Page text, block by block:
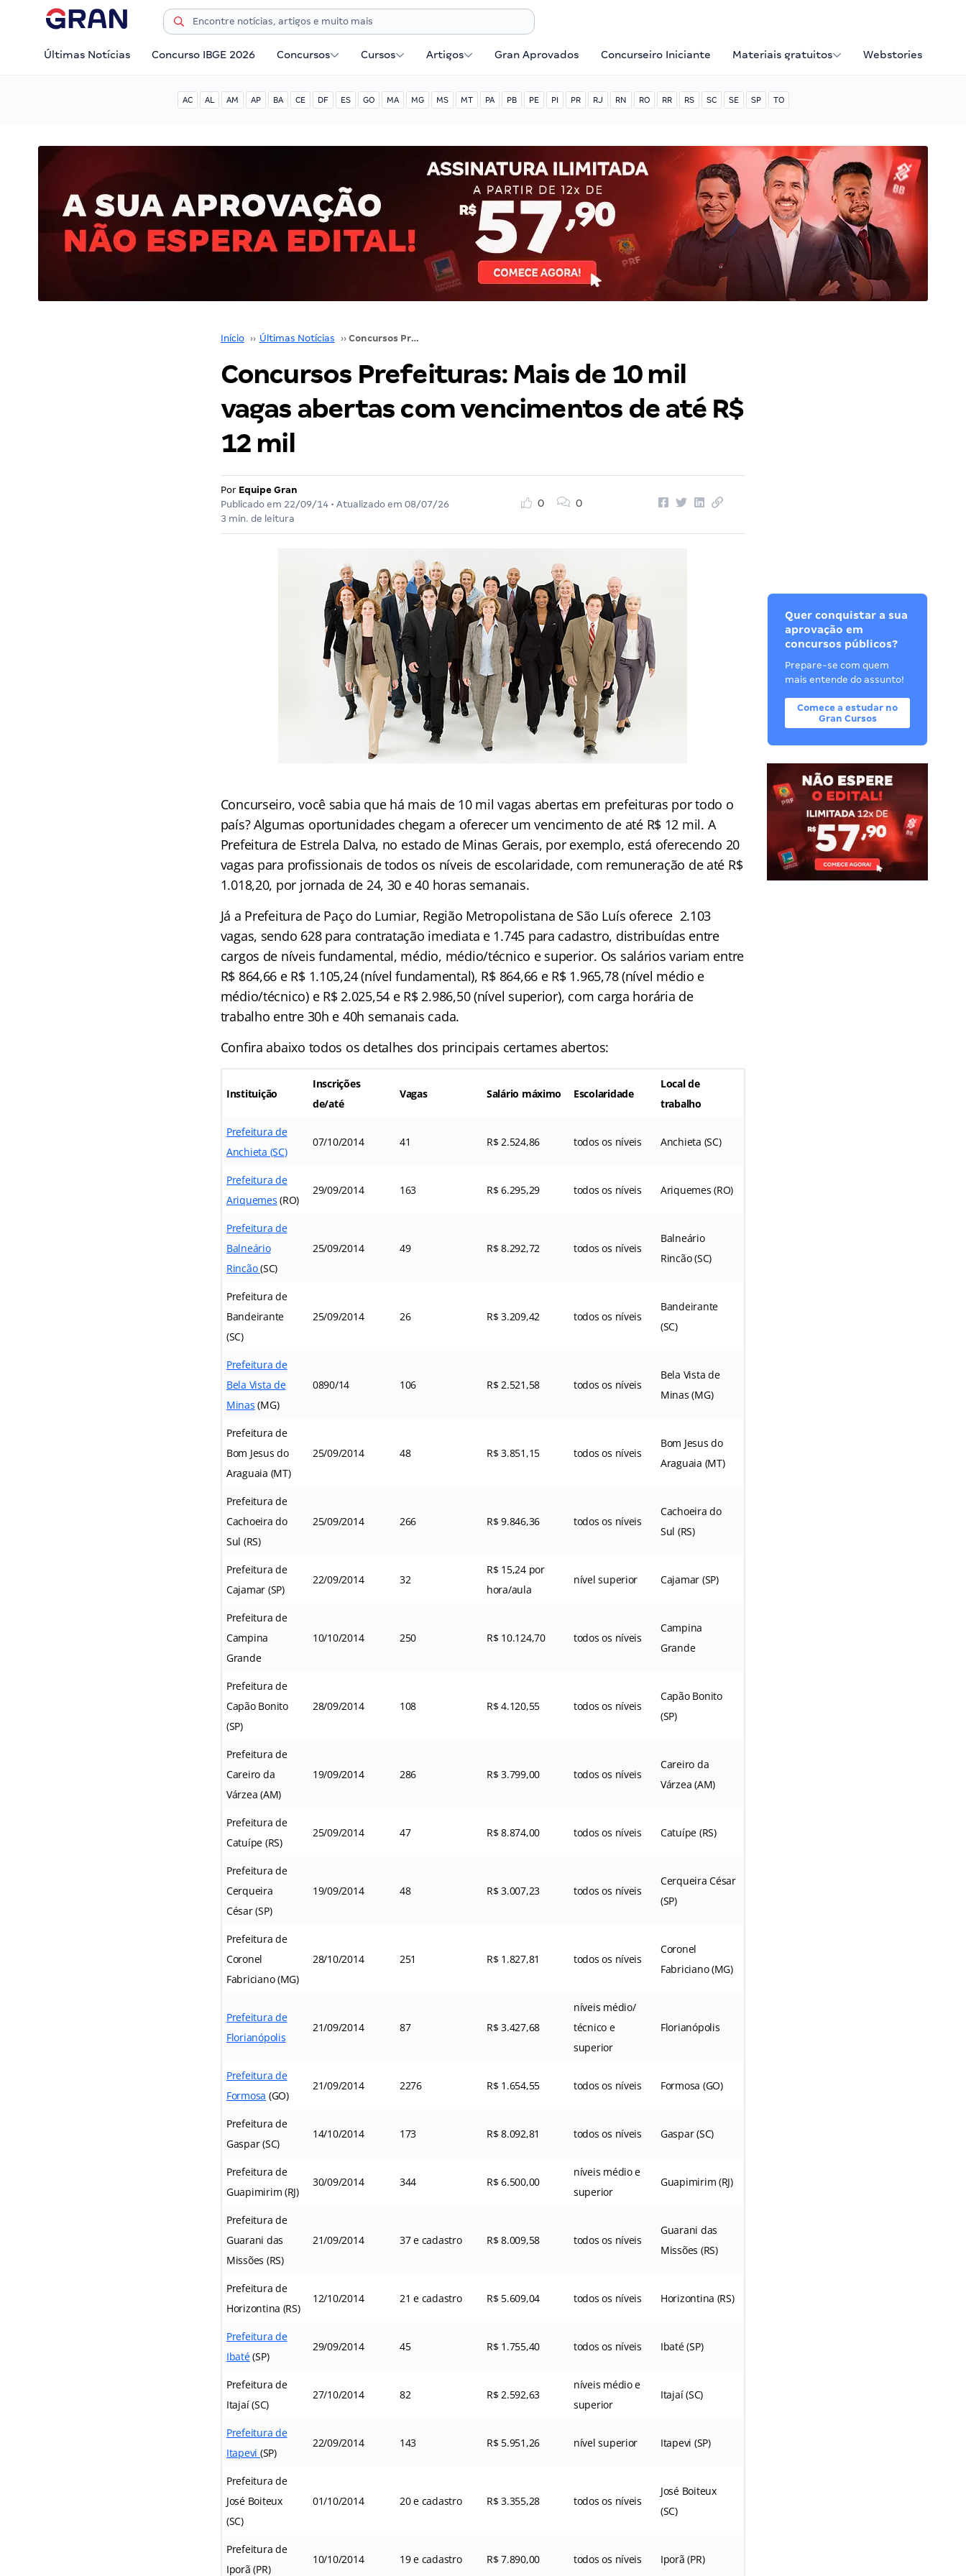
Últimas Notícias Concurso IBGE 2026 Concursos Cursos Artigos Gran Aprovados Concurseiro Iniciante Materiais gratuitos Webstories
AC AL AM AP BA CE DF ES GO MA MG MS MT PA PB PE PI PR RJ RN RO RR RS SC SE SP TO
Início ›› Últimas Notícias ›› Concursos Prefeituras: Mais de 10 mil vagas abertas com vencimentos de até R$ 12 mil
Concursos Prefeituras: Mais de 10 mil
vagas abertas com vencimentos de até R$
12 mil
Por Equipe Gran
Publicado em 22/09/14• Atualizado em 08/07/26
3 min. de leitura
0 0
Concurseiro, você sabia que há mais de 10 mil vagas abertas em prefeituras por todo o
país? Algumas oportunidades chegam a oferecer um vencimento de até R$ 12 mil. A
Prefeitura de Estrela Dalva, no estado de Minas Gerais, por exemplo, está oferecendo 20
vagas para profissionais de todos os níveis de escolaridade, com remuneração de até R$
1.018,20, por jornada de 24, 30 e 40 horas semanais.
Já a Prefeitura de Paço do Lumiar, Região Metropolistana de São Luís oferece 2.103
vagas, sendo 628 para contratação imediata e 1.745 para cadastro, distribuídas entre
cargos de níveis fundamental, médio, médio/técnico e superior. Os salários variam entre
R$ 864,66 e R$ 1.105,24 (nível fundamental), R$ 864,66 e R$ 1.965,78 (nível médio e
médio/técnico) e R$ 2.025,54 e R$ 2.986,50 (nível superior), com carga horária de
trabalho entre 30h e 40h semanais cada.
Confira abaixo todos os detalhes dos principais certames abertos:
Instituição
Inscrições
de/até
Vagas Salário máximo Escolaridade
Local de
trabalho
Prefeitura de
Anchieta (SC)
07/10/2014 41 R$ 2.524,86 todos os níveis Anchieta (SC)
Prefeitura de
Ariquemes (RO)
29/09/2014 163 R$ 6.295,29 todos os níveis Ariquemes (RO)
Prefeitura de
Balneário
Rincão(SC)
25/09/2014 49 R$ 8.292,72 todos os níveis
Balneário
Rincão (SC)
Prefeitura de
Bandeirante
(SC)
25/09/2014 26 R$ 3.209,42 todos os níveis
Bandeirante
(SC)
Prefeitura de
Bela Vista de
Minas (MG)
0890/14 106 R$ 2.521,58 todos os níveis
Bela Vista de
Minas (MG)
Prefeitura de
Bom Jesus do
Araguaia (MT)
25/09/2014 48 R$ 3.851,15 todos os níveis
Bom Jesus do
Araguaia (MT)
Prefeitura de
Cachoeira do
Sul (RS)
25/09/2014 266 R$ 9.846,36 todos os níveis
Cachoeira do
Sul (RS)
Prefeitura de
Cajamar (SP)
22/09/2014 32
R$ 15,24 por
hora/aula
nível superior Cajamar (SP)
Prefeitura de
Campina
Grande
10/10/2014 250 R$ 10.124,70 todos os níveis
Campina
Grande
Prefeitura de
Capão Bonito
(SP)
28/09/2014 108 R$ 4.120,55 todos os níveis
Capão Bonito
(SP)
Prefeitura de
Careiro da
Várzea (AM)
19/09/2014 286 R$ 3.799,00 todos os níveis
Careiro da
Várzea (AM)
Prefeitura de
Catuípe (RS)
25/09/2014 47 R$ 8.874,00 todos os níveis Catuípe (RS)
Prefeitura de
Cerqueira
César (SP)
19/09/2014 48 R$ 3.007,23 todos os níveis
Cerqueira César
(SP)
Prefeitura de
Coronel
Fabriciano (MG)
28/10/2014 251 R$ 1.827,81 todos os níveis
Coronel
Fabriciano (MG)
Prefeitura de
Florianópolis
21/09/2014 87 R$ 3.427,68
níveis médio/
técnico e
superior
Florianópolis
Prefeitura de
Formosa (GO)
21/09/2014 2276 R$ 1.654,55 todos os níveis Formosa (GO)
Prefeitura de
Gaspar (SC)
14/10/2014 173 R$ 8.092,81 todos os níveis Gaspar (SC)
Prefeitura de
Guapimirim (RJ)
30/09/2014 344 R$ 6.500,00
níveis médio e
superior
Guapimirim (RJ)
Prefeitura de
Guarani das
Missões (RS)
21/09/2014 37 e cadastro R$ 8.009,58 todos os níveis
Guarani das
Missões (RS)
Prefeitura de
Horizontina (RS)
12/10/2014 21 e cadastro R$ 5.609,04 todos os níveis Horizontina (RS)
Prefeitura de
Ibaté(SP)
29/09/2014 45 R$ 1.755,40 todos os níveis Ibaté (SP)
Prefeitura de
Itajaí (SC)
27/10/2014 82 R$ 2.592,63
níveis médio e
superior
Itajaí (SC)
Prefeitura de
Itapevi (SP)
22/09/2014 143 R$ 5.951,26 nível superior Itapevi (SP)
Prefeitura de
José Boiteux
(SC)
01/10/2014 20 e cadastro R$ 3.355,28 todos os níveis
José Boiteux
(SC)
Prefeitura de
Iporã (PR)
10/10/2014 19 e cadastro R$ 7.890,00 todos os níveis Iporã (PR)
Quer conquistar a sua
aprovação em
concursos públicos?
Prepare-se com quem
mais entende do assunto!
Comece a estudar no
Gran Cursos